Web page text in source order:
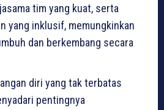
tim yang kuat, serta
yang inklusif, memungkinkan
dan berkembang secara
diri yang tak terbatas
pentingnya